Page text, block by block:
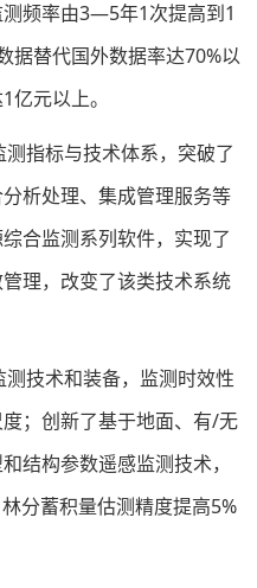
频率由3—5年1次提高到1
据替代国外数据率达70%以
元以上。
指标与技术体系，突破了
析处理、集成管理服务等
合监测系列软件，实现了
理，改变了该类技术系统
技术和装备，监测时效性
；创新了基于地面、有/无
结构参数遥感监测技术，
分蓄积量估测精度提高5%